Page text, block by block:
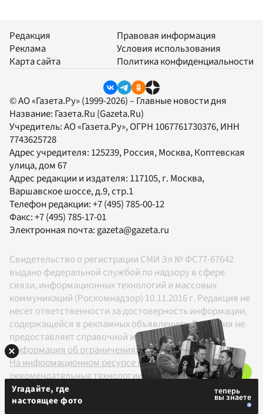
Редакция
Реклама
Карта сайта
Правовая информация
Условия использования
Политика конфиденциальности
© АО «Газета.Ру» (1999-2026) – Главные новости дня
Название: Газета.Ru (Gazeta.Ru)
Учредитель:АО «Газета.Ру», ОГРН 1067761730376, ИНН
7743625728
Адрес учредителя: 125239, Россия, Москва, Коптевская
улица, дом 67
Адрес редакции и издателя: 117105, г. Москва,
Варшавское шоссе, д.9, стр.1
Телефон редакции:+7 (495) 785-00-12
Факс:+7 (495) 785-17-01
Электронная почта: gazeta@gazeta.ru
Свидетельство о регистрации СМИ Эл № ФС77-67642
выдано федеральной службой по надзору в сфере
связи, информационных технологий и массовых
коммуникаций (Роскомнадзор) 10.11.2016 г. Редакция не
несет ответственности за достоверность информации,
содержащейся в рекламных объявлениях. Редакция не
предоставляет справочной информации.
Информация об ограничениях
На информационном ресурсе применяются
рекомендательные технологии в соответствии с
Правилами
Угадайте, где
настоящее фото